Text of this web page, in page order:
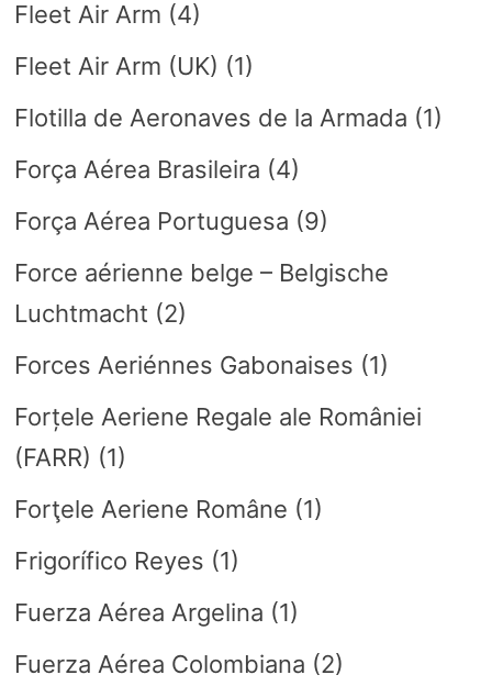
Fleet Air Arm (4)
Fleet Air Arm (UK) (1)
Flotilla de Aeronaves de la Armada (1)
Força Aérea Brasileira (4)
Força Aérea Portuguesa (9)
Force aérienne belge – Belgische
Luchtmacht (2)
Forces Aeriénnes Gabonaises (1)
Forțele Aeriene Regale ale României
(FARR) (1)
Forţele Aeriene Române (1)
Frigorífico Reyes (1)
Fuerza Aérea Argelina (1)
Fuerza Aérea Colombiana (2)